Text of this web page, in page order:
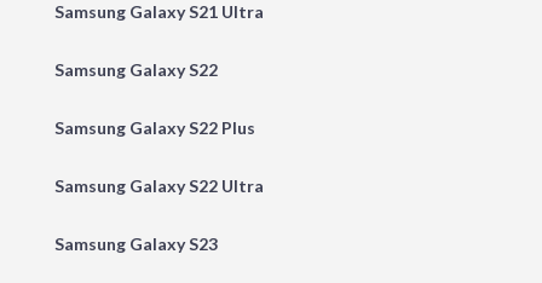
Samsung Galaxy S21 Ultra
Samsung Galaxy S22
Samsung Galaxy S22 Plus
Samsung Galaxy S22 Ultra
Samsung Galaxy S23